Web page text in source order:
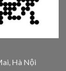
Hà Nội